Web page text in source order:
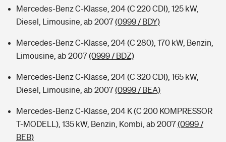
Mercedes-Benz C-Klasse, 204 (C 220 CDI), 125 kW,
Diesel, Limousine, ab 2007(0999 / BDY)
Mercedes-Benz C-Klasse, 204 (C 280), 170 kW, Benzin,
Limousine, ab 2007(0999 / BDZ)
Mercedes-Benz C-Klasse, 204 (C 320 CDI), 165 kW,
Diesel, Limousine, ab 2007(0999 / BEA)
Mercedes-Benz C-Klasse, 204 K (C 200 KOMPRESSOR
T-MODELL), 135 kW, Benzin, Kombi, ab 2007(0999 /
BEB)